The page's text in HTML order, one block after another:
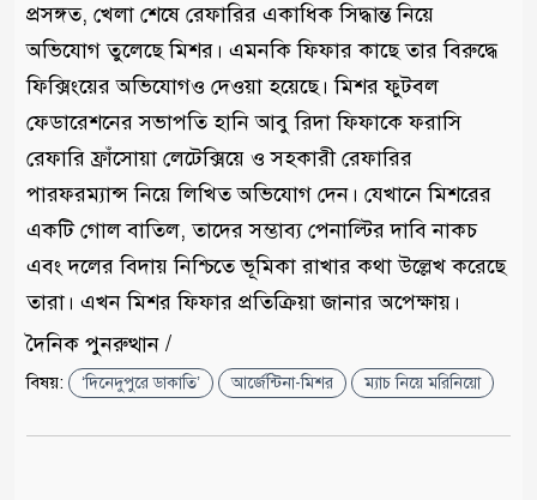
প্রসঙ্গত, খেলা শেষে রেফারির একাধিক সিদ্ধান্ত নিয়ে
অভিযোগ তুলেছে মিশর। এমনকি ফিফার কাছে তার বিরুদ্ধে
ফিক্সিংয়ের অভিযোগও দেওয়া হয়েছে। মিশর ফুটবল
ফেডারেশনের সভাপতি হানি আবু রিদা ফিফাকে ফরাসি
রেফারি ফ্রাঁসোয়া লেটেক্সিয়ে ও সহকারী রেফারির
পারফরম্যান্স নিয়ে লিখিত অভিযোগ দেন। যেখানে মিশরের
একটি গোল বাতিল, তাদের সম্ভাব্য পেনাল্টির দাবি নাকচ
এবং দলের বিদায় নিশ্চিতে ভূমিকা রাখার কথা উল্লেখ করেছে
তারা। এখন মিশর ফিফার প্রতিক্রিয়া জানার অপেক্ষায়।
দৈনিক পুনরুত্থান /
বিষয়: ‘দিনেদুপুরে ডাকাতি’ আর্জেন্টিনা-মিশর ম্যাচ নিয়ে মরিনিয়ো